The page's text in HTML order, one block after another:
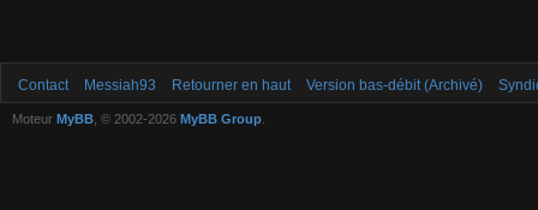
Contact Messiah93 Retourner en haut Version bas-débit (Archivé)
Moteur MyBB , © 2002-2026 MyBB Group